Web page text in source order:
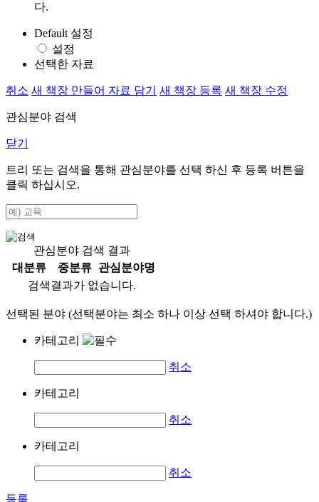
다.
Default 설정
설정
선택한 자료
취소 새 책장 만들어 자료 담기 새 책장 등록 새 책장 수정
관심분야 검색
닫기
트리 또는 검색을 통해 관심분야를 선택 하신 후 등록 버튼을
클릭 하십시오.
관심분야 검색 결과
대분류
중분류
관심분야명
검색결과가 없습니다.
선택된 분야 (선택분야는 최소 하나 이상 선택 하셔야 합니다.)
카테고리
취소
카테고리
취소
카테고리
취소
등록